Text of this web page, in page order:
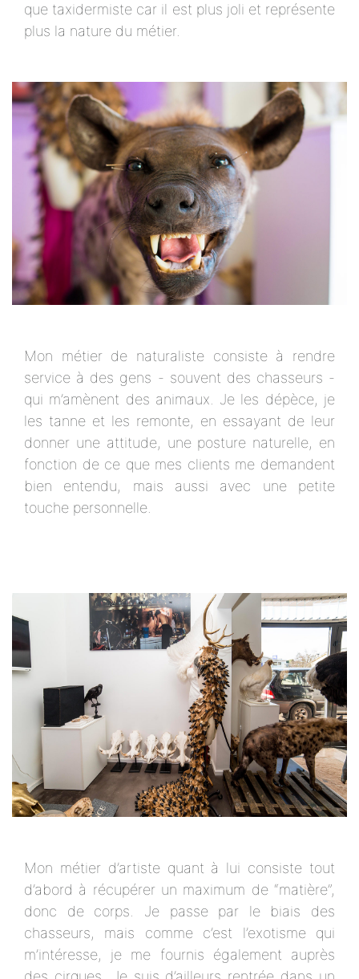
que taxidermiste car il est plus joli et représente
plus la nature du métier.
Mon métier de naturaliste consiste à rendre
service à des gens - souvent des chasseurs -
qui m’amènent des animaux. Je les dépèce, je
les tanne et les remonte, en essayant de leur
donner une attitude, une posture naturelle, en
fonction de ce que mes clients me demandent
bien entendu, mais aussi avec une petite
touche personnelle.
Mon métier d’artiste quant à lui consiste tout
d’abord à récupérer un maximum de “matière”,
donc de corps. Je passe par le biais des
chasseurs, mais comme c’est l’exotisme qui
m’intéresse, je me fournis également auprès